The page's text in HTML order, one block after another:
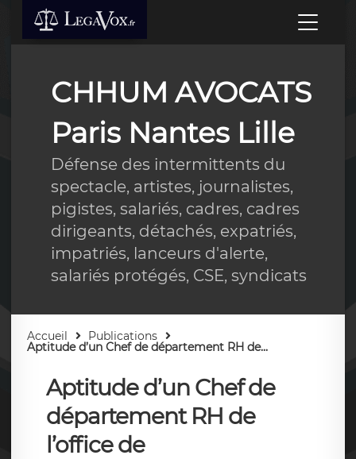
CHHUM AVOCATS
Paris Nantes Lille
Défense des intermittents du
spectacle, artistes, journalistes,
pigistes, salariés, cadres, cadres
dirigeants, détachés, expatriés,
impatriés, lanceurs d'alerte,
salariés protégés, CSE, syndicats
Accueil Publications
Aptitude d’un Chef de département RH de...
Aptitude d’un Chef de
département RH de
l’office de